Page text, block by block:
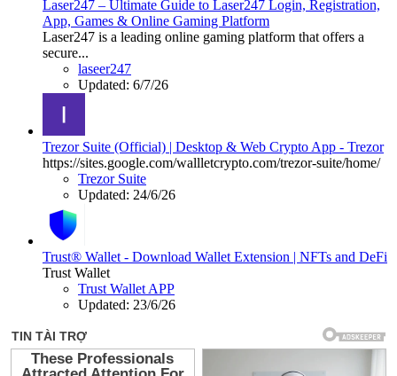
Laser247 – Ultimate Guide to Laser247 Login, Registration,
App, Games & Online Gaming Platform
Laser247 is a leading online gaming platform that offers a
secure...
laseer247
Updated: 6/7/26
Trezor Suite (Official) | Desktop & Web Crypto App - Trezor
https://sites.google.com/wallletcrypto.com/trezor-suite/home/
Trezor Suite
Updated: 24/6/26
Trust® Wallet - Download Wallet Extension | NFTs and DeFi
Trust Wallet
Trust Wallet APP
Updated: 23/6/26